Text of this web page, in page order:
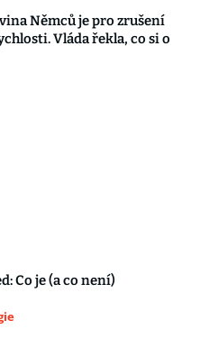
Němců je pro zrušení
Vláda řekla, co si o
Co je (a co není)